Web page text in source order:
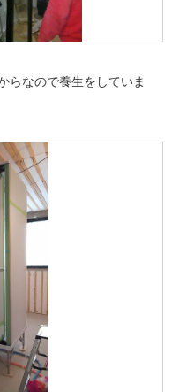
らなので養生をしていま